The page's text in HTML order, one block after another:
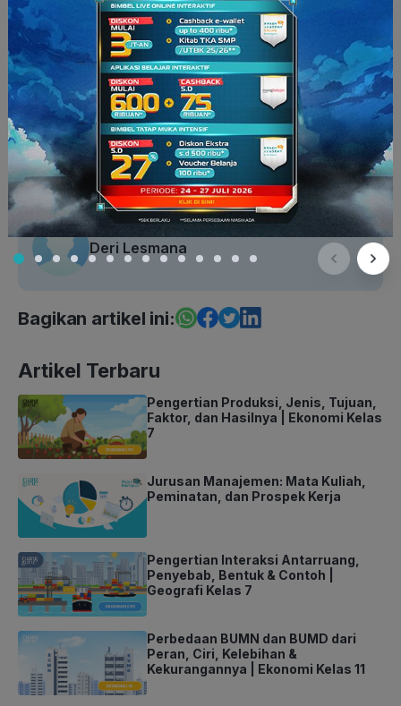
Fakta Seru
Deri Lesmana
Bagikan artikel ini:
Artikel Terbaru
Pengertian Produksi, Jenis, Tujuan,
Faktor, dan Hasilnya | Ekonomi Kelas
7
Jurusan Manajemen: Mata Kuliah,
Peminatan, dan Prospek Kerja
Pengertian Interaksi Antarruang,
Penyebab, Bentuk & Contoh |
Geografi Kelas 7
Perbedaan BUMN dan BUMD dari
Peran, Ciri, Kelebihan &
Kekurangannya | Ekonomi Kelas 11